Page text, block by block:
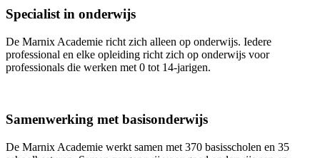
Specialist in onderwijs
De Marnix Academie richt zich alleen op onderwijs. Iedere
professional en elke opleiding richt zich op onderwijs voor
professionals die werken met 0 tot 14-jarigen.
Samenwerking met basisonderwijs
De Marnix Academie werkt samen met 370 basisscholen en 35